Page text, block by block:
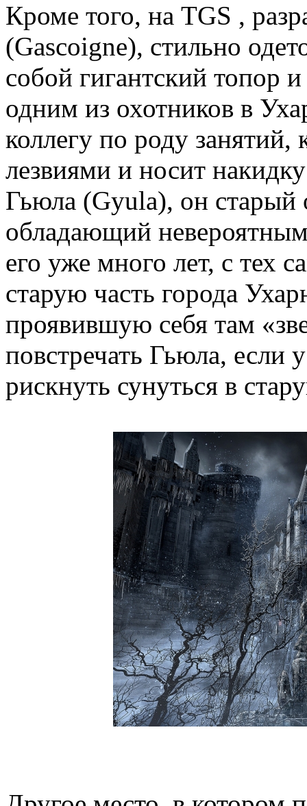
Кроме того, на TGS ,
(Gascoigne), стильно
собой гигантский топор
одним из охотников в
коллегу по роду занятий,
лезвиями и носит
Гьюла (Gyula), он старый
обладающий
его уже много лет, с тех
старую часть города
проявившую себя там
повстречать Гьюла, если
рискнуть сунуться в